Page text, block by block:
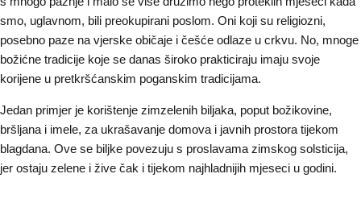
smo, uglavnom, bili preokupirani poslom. Oni koji su religiozni,
posebno paze na vjerske običaje i češće odlaze u crkvu. No, mnoge
božićne tradicije koje se danas široko prakticiraju imaju svoje
korijene u pretkršćanskim poganskim tradicijama.
Jedan primjer je korištenje zimzelenih biljaka, poput božikovine,
bršljana i imele, za ukrašavanje domova i javnih prostora tijekom
blagdana. Ove se biljke povezuju s proslavama zimskog solsticija,
jer ostaju zelene i žive čak i tijekom najhladnijih mjeseci u godini.